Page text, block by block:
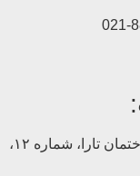
تهران، طالقانی، نبش ملک الشعرای بهار، ساختمان تارا، شماره ۱۲،